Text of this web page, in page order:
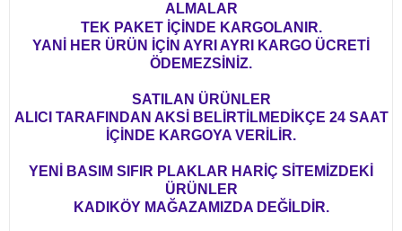
ALMALAR
TEK PAKET İÇİNDE KARGOLANIR.
YANİ HER ÜRÜN İÇİN AYRI AYRI KARGO ÜCRETİ
ÖDEMEZSİNİZ.
SATILAN ÜRÜNLER
ALICI TARAFINDAN AKSİ BELİRTİLMEDİKÇE 24 SAAT
İÇİNDE KARGOYA VERİLİR.
YENİ BASIM SIFIR PLAKLAR HARİÇ SİTEMİZDEKİ
ÜRÜNLER
KADIKÖY MAĞAZAMIZDA DEĞİLDİR.